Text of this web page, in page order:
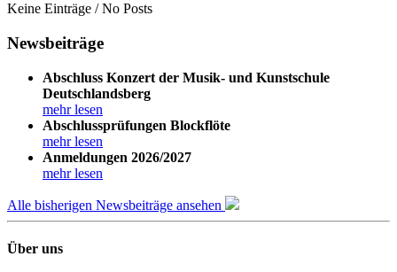
Keine Einträge / No Posts
Newsbeiträge
Abschluss Konzert der Musik- und Kunstschule
Deutschlandsberg
mehr lesen
Abschlussprüfungen Blockflöte
mehr lesen
Anmeldungen 2026/2027
mehr lesen
Alle bisherigen Newsbeiträge ansehen
Über uns